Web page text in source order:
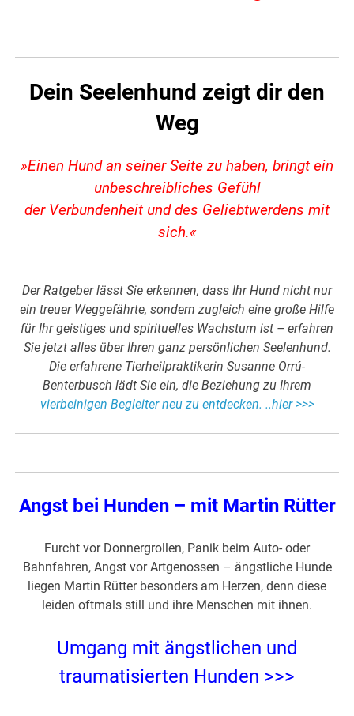
Dein Seelenhund zeigt dir den
Weg
»Einen Hund an seiner Seite zu haben, bringt ein
unbeschreibliches Gefühl
der Verbundenheit und des Geliebtwerdens mit
sich.«
Der Ratgeber lässt Sie erkennen, dass Ihr Hund nicht nur
ein treuer Weggefährte, sondern zugleich eine große Hilfe
für Ihr geistiges und spirituelles Wachstum ist – erfahren
Sie jetzt alles über Ihren ganz persönlichen Seelenhund.
Die erfahrene Tierheilpraktikerin Susanne Orrú-
Benterbusch lädt Sie ein, die Beziehung zu Ihrem
vierbeinigen Begleiter neu zu entdecken. ..hier >>>
Angst bei Hunden – mit Martin Rütter
Furcht vor Donnergrollen, Panik beim Auto- oder
Bahnfahren, Angst vor Artgenossen – ängstliche Hunde
liegen Martin Rütter besonders am Herzen, denn diese
leiden oftmals still und ihre Menschen mit ihnen.
Umgang mit ängstlichen und
traumatisierten Hunden >>>